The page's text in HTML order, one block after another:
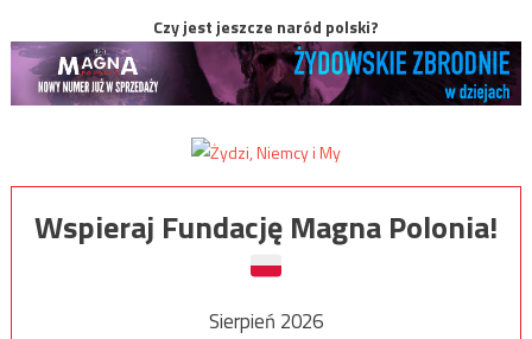
Czy jest jeszcze naród polski?
Wspieraj Fundację Magna Polonia!
Sierpień 2026